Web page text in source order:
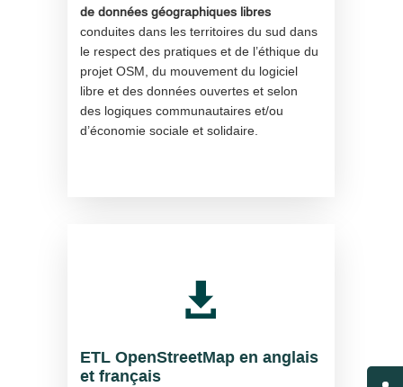
de données géographiques libres
conduites dans les territoires du sud dans
le respect des pratiques et de l’éthique du
projet OSM, du mouvement du logiciel
libre et des données ouvertes et selon
des logiques communautaires et/ou
d’économie sociale et solidaire.

ETL OpenStreetMap en anglais
et français